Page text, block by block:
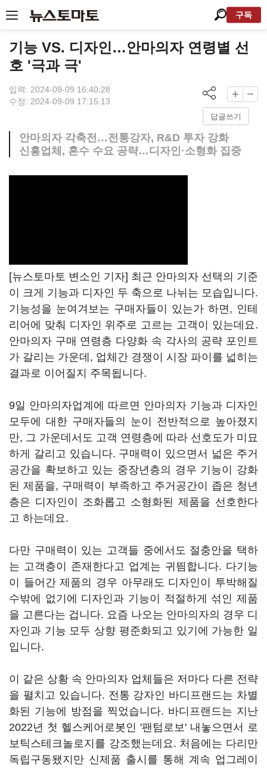
구독
기능 VS. 디자인…안마의자 연령별 선
호 '극과 극'
입력: 2024-09-09 16:40:28
수정: 2024-09-09 17:15:13
답글쓰기
안마의자 각축전…전통강자, R&D 투자 강화
신흥업체, 혼수 수요 공략…디자인·소형화 집중
[뉴스토마토 변소인 기자] 최근 안마의자 선택의 기준
이 크게 기능과 디자인 두 축으로 나뉘는 모습입니다.
기능성을 눈여겨보는 구매자들이 있는가 하면, 인테
리어에 맞춰 디자인 위주로 고르는 고객이 있는데요.
안마의자 구매 연령층 다양화 속 각사의 공략 포인트
가 갈리는 가운데, 업체간 경쟁이 시장 파이를 넓히는
결과로 이어질지 주목됩니다.
9일 안마의자업계에 따르면 안마의자 기능과 디자인
모두에 대한 구매자들의 눈이 전반적으로 높아졌지
만, 그 가운데서도 고객 연령층에 따라 선호도가 미묘
하게 갈리고 있습니다. 구매력이 있으면서 넓은 주거
공간을 확보하고 있는 중장년층의 경우 기능이 강화
된 제품을, 구매력이 부족하고 주거공간이 좁은 청년
층은 디자인이 조화롭고 소형화된 제품을 선호한다
고 하는데요.
다만 구매력이 있는 고객들 중에서도 절충안을 택하
는 고객층이 존재한다고 업계는 귀띔합니다. 다기능
이 들어간 제품의 경우 아무래도 디자인이 투박해질
수밖에 없기에 디자인과 기능이 적절하게 섞인 제품
을 고른다는 겁니다. 요즘 나오는 안마의자의 경우 디
자인과 기능 모두 상향 평준화되고 있기에 가능한 일
입니다.
이 같은 상황 속 안마의자 업체들은 저마다 다른 전략
을 펼치고 있습니다. 전통 강자인 바디프랜드는 차별
화된 기능에 방점을 찍었습니다. 바디프랜드는 지난
2022년 첫 헬스케어로봇인 '팬텀로보' 내놓으면서 로
보틱스테크놀로지를 강조했는데요. 처음에는 다리만
독립구동됐지만 신제품 출시를 통해 계속 업그레이